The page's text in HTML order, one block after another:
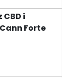
i
Forte